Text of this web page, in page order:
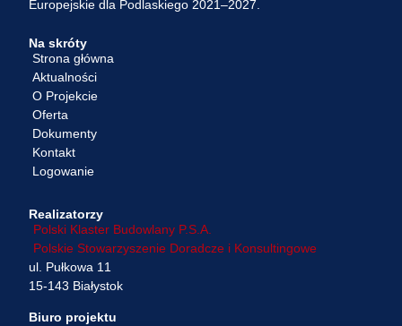
Europejskie dla Podlaskiego 2021–2027.
Na skróty
Strona główna
Aktualności
O Projekcie
Oferta
Dokumenty
Kontakt
Logowanie
Realizatorzy
Polski Klaster Budowlany P.S.A.
Polskie Stowarzyszenie Doradcze i Konsultingowe
ul. Pułkowa 11
15-143 Białystok
Biuro projektu